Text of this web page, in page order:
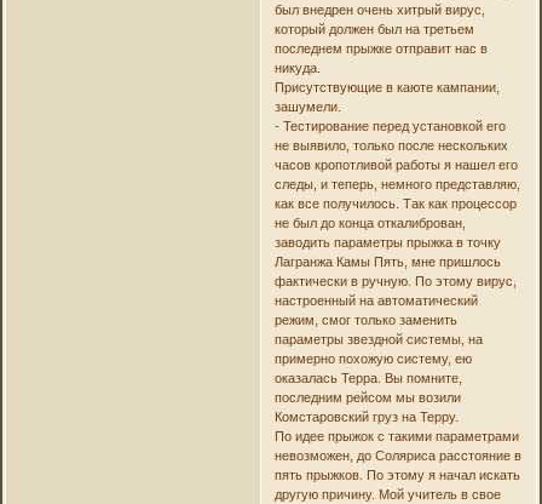
был внедрен очень хитрый вирус,
который должен был на третьем
последнем прыжке отправит нас в
никуда.
Присутствующие в каюте кампании,
зашумели.
- Тестирование перед установкой его
не выявило, только после нескольких
часов кропотливой работы я нашел его
следы, и теперь, немного представляю,
как все получилось. Так как процессор
не был до конца откалиброван,
заводить параметры прыжка в точку
Лагранжа Камы Пять, мне пришлось
фактически в ручную. По этому вирус,
настроенный на автоматический
режим, смог только заменить
параметры звездной системы, на
примерно похожую систему, ею
оказалась Терра. Вы помните,
последним рейсом мы возили
Комстаровский груз на Терру.
По идее прыжок с такими параметрами
невозможен, до Соляриса расстояние в
пять прыжков. По этому я начал искать
другую причину. Мой учитель в свое